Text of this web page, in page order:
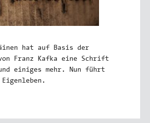
hat auf Basis der
Franz Kafka eine Schrift
einiges mehr. Nun führt